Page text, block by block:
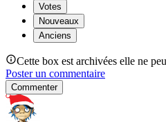
Votes
Nouveaux
Anciens
Cette box est archivées elle ne
Poster un commentaire
Commenter